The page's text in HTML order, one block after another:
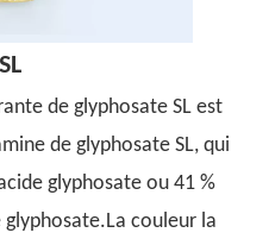
de glyphosate SL est
de glyphosate SL, qui
glyphosate ou 41 %
couleur la